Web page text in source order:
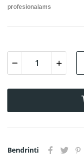
profesionalams
Bendrinti